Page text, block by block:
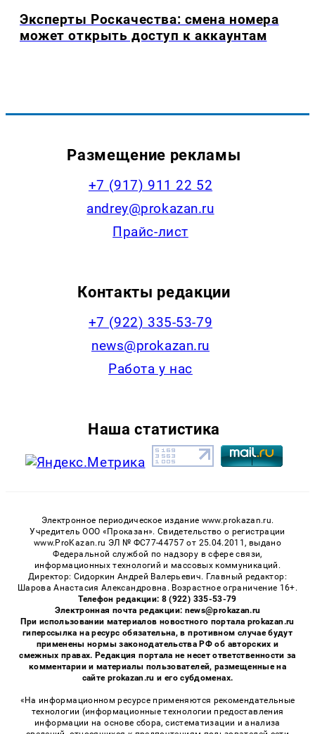
Эксперты Роскачества: смена номера
может открыть доступ к аккаунтам
Размещение рекламы
+7 (917) 911 22 52
andrey@prokazan.ru
Прайс-лист
Контакты редакции
+7 (922) 335-53-79
news@prokazan.ru
Работа у нас
Наша статистика
Электронное периодическое издание www.prokazan.ru.
Учредитель ООО «Проказан». Cвидетельство о регистрации
www.ProKazan.ru ЭЛ № ФС77-44757 от 25.04.2011, выдано
Федеральной службой по надзору в сфере связи,
информационных технологий и массовых коммуникаций.
Директор: Сидоркин Андрей Валерьевич. Главный редактор:
Шарова Анастасия Александровна. Возрастное ограничение 16+.
Телефон редакции: 8 (922) 335-53-79
Электронная почта редакции: news@prokazan.ru
При использовании материалов новостного портала prokazan.ru
гиперссылка на ресурс обязательна, в противном случае будут
применены нормы законодательства РФ об авторских и
смежных правах. Редакция портала не несет ответственности за
комментарии и материалы пользователей, размещенные на
сайте prokazan.ru и его субдоменах.
«На информационном ресурсе применяются рекомендательные
технологии (информационные технологии предоставления
информации на основе сбора, систематизации и анализа